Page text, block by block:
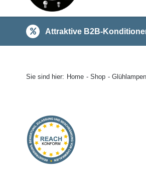
Attraktive B2B-
Sie sind hier: Home Shop Glühlampen